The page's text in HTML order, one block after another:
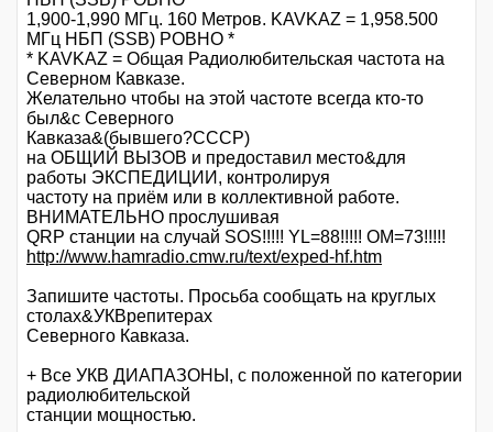
1,900-1,990 МГц. 160 Метров. KAVKAZ = 1,958.500
МГц НБП (SSB) РОВНО *
* KAVKAZ = Общая Радиолюбительская частота на
Северном Кавказе.
Желательно чтобы на этой частоте всегда кто-то
был&с Северного
Кавказа&(бывшего?CCCP)
на ОБЩИЙ ВЫЗОВ и предоставил место&для
работы ЭКСПЕДИЦИИ, контролируя
частоту на приём или в коллективной работе.
ВНИМАТЕЛЬНО прослушивая
QRP станции на случай SOS!!!!! YL=88!!!!! OM=73!!!!!
http://www.hamradio.cmw.ru/text/exped-hf.htm
Запишите частоты. Просьба сообщать на круглых
столах&УКВрепитерах
Северного Кавказа.
+ Все УКВ ДИАПАЗОНЫ, с положенной по категории
радиолюбительской
станции мощностью.